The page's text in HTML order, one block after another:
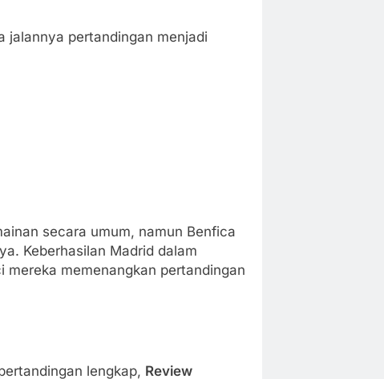
jalannya pertandingan menjadi
secara umum, namun Benfica
Keberhasilan Madrid dalam
memenangkan pertandingan
lengkap, Review